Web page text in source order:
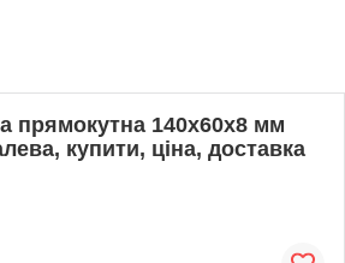
прямокутна 140х60х8 мм
купити, ціна, доставка